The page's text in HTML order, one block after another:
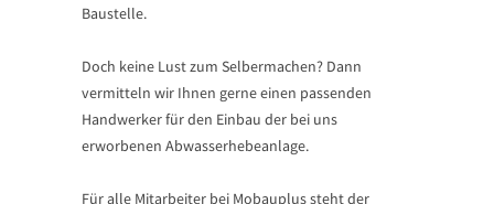
Baustelle.
Doch keine Lust zum Selbermachen? Dann
vermitteln wir Ihnen gerne einen passenden
Handwerker für den Einbau der bei uns
erworbenen Abwasserhebeanlage.
Für alle Mitarbeiter bei Mobauplus steht der